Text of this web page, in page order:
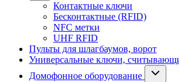
Контактные ключи
Бесконтактные (RFID)
NFC метки
UHF RFID
Пульты для шлагбаумов, ворот
Универсальные ключи,
Домофонное оборудование